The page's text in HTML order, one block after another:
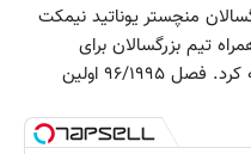
منچستر یوناتید نیمکت
تیم بزرگسالان برای
نخستین‌بار حضور در لیگ برتر را تجربه کرد. فصل ۹۶/۱۹۹۵ اولین